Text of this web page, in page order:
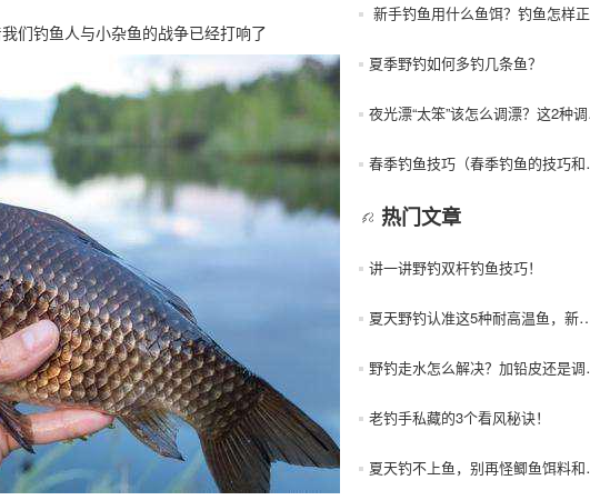
们钓鱼人与小杂鱼的战争已经打响了
新手钓鱼用什么鱼饵？钓鱼怎样正确用鱼饵？
夏季野钓如何多钓几条鱼？
夜光漂“太笨”该怎么调漂？这2种调法简单还好用，野钓正合适
春季钓鱼技巧（春季钓鱼的技巧和方法）！
热门文章
讲一讲野钓双杆钓鱼技巧！
夏天野钓认准这5种耐高温鱼，新手也能连竿爆护！
野钓走水怎么解决？加铅皮还是调漂？
老钓手私藏的3个看风秘诀！
夏天钓不上鱼，别再怪鲫鱼饵料和天气！